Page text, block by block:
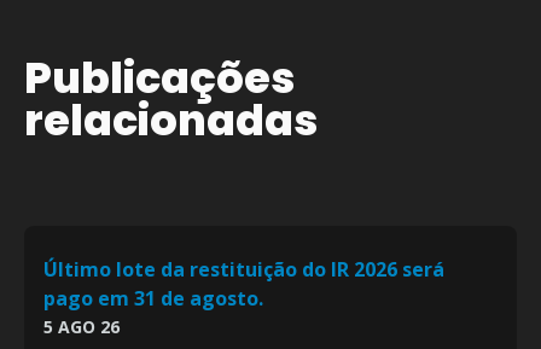
Publicações
relacionadas
Último lote da restituição do IR 2026 será
pago em 31 de agosto.
5 AGO 26